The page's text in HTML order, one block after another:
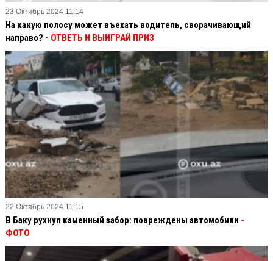
23 Октябрь 2024 11:14
На какую полосу может въехать водитель, сворачивающий
направо? - ОТВЕТЬ И ВЫИГРАЙ ПРИЗ
22 Октябрь 2024 11:15
В Баку рухнул каменный забор: повреждены автомобили -
ФОТО